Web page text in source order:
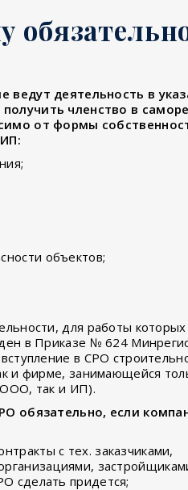
ведут деятельность в
членство в
от формы
объектов;
для работы
в Приказе № 624
в СРО
и фирме, занимающейся
ООО, так и ИП).
обязательно, если
с тех. заказчиками,
сделать придется;